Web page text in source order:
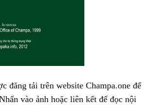
đăng tải trên website Champa.one để
vào ảnh hoặc liên kết để đọc nội